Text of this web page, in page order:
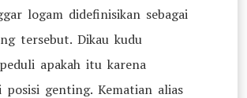
logam didefinisikan sebagai
tersebut. Dikau kudu
apakah itu karena
posisi genting. Kematian alias